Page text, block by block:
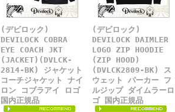
(デビロック)
DEVILOCK COBRA
EYE COACH JKT
(JACKET)(DVLCK-
2814-BK) ジャケット
コーチジャケット ナイ
ロン コブラアイ ロゴ
国内正規品
(デビロック)
DEVILOCK DAIMLER
LOGO ZIP HOODIE
(ZIP HOOD)
(DVLCK2809-BK) ス
ウェット パーカー フ
ルジップ ダイムラーロ
ゴ 国内正規品